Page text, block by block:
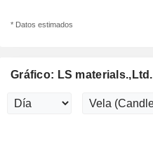
* Datos estimados
Gráfico: LS materials.,Ltd.